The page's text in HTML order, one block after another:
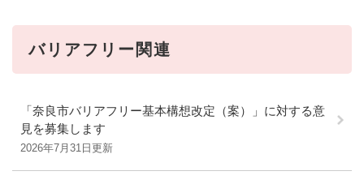
バリアフリー関連
「奈良市バリアフリー基本構想改定（案）」に対する意
見を募集します
2026年7月31日更新